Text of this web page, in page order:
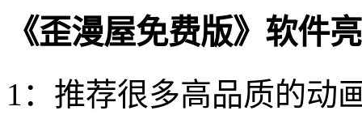
《歪漫屋免费版》软件
1：推荐很多高品质的动